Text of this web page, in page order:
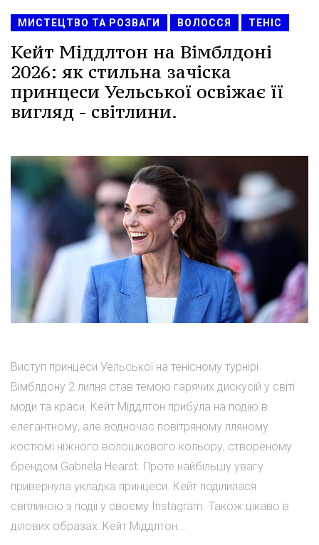
МИСТЕЦТВО ТА РОЗВАГИ ВОЛОССЯ ТЕНІС
Кейт Міддлтон на Вімблдоні
2026: як стильна зачіска
принцеси Уельської освіжає її
вигляд - світлини.
Виступ принцеси Уельської на тенісному турнірі
Вімблдону 2 липня став темою гарячих дискусій у світі
моди та краси. Кейт Міддлтон прибула на подію в
елегантному, але водночас повітряному лляному
костюмі ніжного волошкового кольору, створеному
брендом Gabriela Hearst. Проте найбільшу увагу
привернула укладка принцеси. Кейт поділилася
світлиною з події у своєму Instagram. Також цікаво в
ділових образах: Кейт Міддлтон...